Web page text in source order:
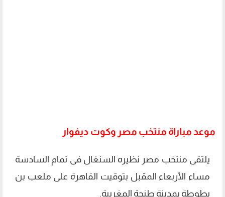
موعد مباراة منتخب مصر وكوت ديفوار
يلتقى منتخب مصر نظيره السنغال فى تمام السادسة
مساء الأربعاء المقبل بتوقيت القاهرة على ملعب بن
بطوطة بمدينة طنجة المغربية.